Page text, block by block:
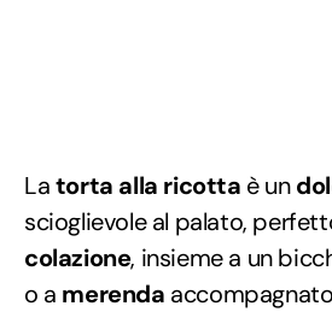
Latorta alla ricotta è un
scioglievole al palato,
colazione, insieme a un
o a merenda